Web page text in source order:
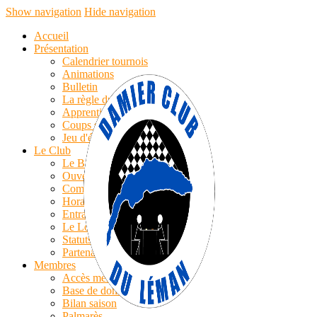
Show navigation Hide navigation
Accueil
Présentation
Calendrier tournois
Animations
Bulletin
La règle du jeu
Apprentissage
Coups simples
Jeu d'échecs
Le Club
Le Bureau
Ouverture
Compte-rendu AG
Horaires/Cotisations
Entrainements
Le Logo
Statuts
Partenaires
Membres
Accès membres
Base de données
Bilan saison